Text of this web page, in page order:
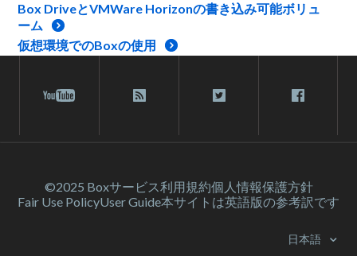
Box DriveとVMWare Horizonの書き込み可能ボリュ
ーム
仮想環境でのBoxの使用
©2025 Boxサービス利⽤規約個人情報保護方針
Fair Use PolicyUser Guide本サイトは英語版の参考訳です
日本語